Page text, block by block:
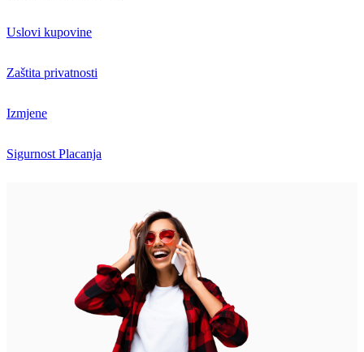
Uslovi kupovine
Zaštita privatnosti
Izmjene
Sigurnost Placanja